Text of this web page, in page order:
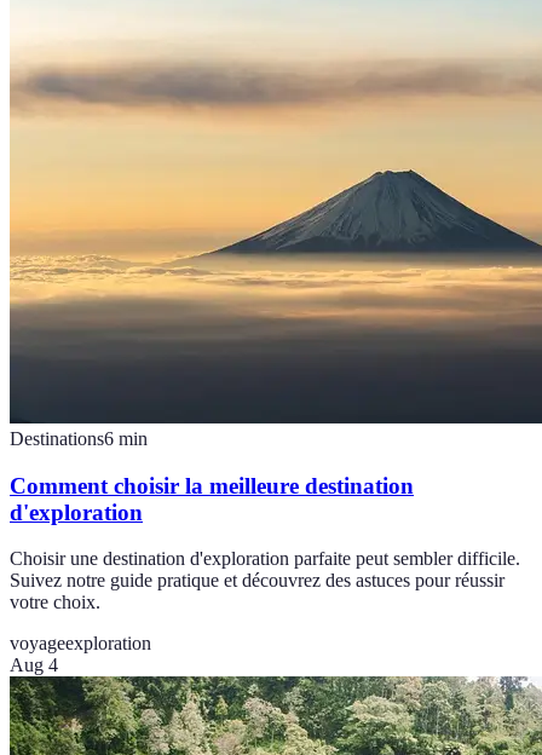
Destinations6 min
Comment choisir la meilleure destination
d'exploration
Choisir une destination d'exploration parfaite peut sembler difficile.
Suivez notre guide pratique et découvrez des astuces pour réussir
votre choix.
voyageexploration
Aug 4